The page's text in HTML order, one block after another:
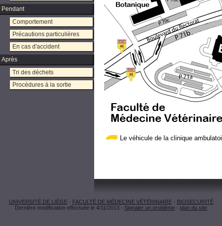
Pendant
Comportement
Précautions particulières
En cas d'accident
Après
Tri des déchets
Procédures à la sortie
Le véhicule de la clinique
UNIVERSITÉ DE LIÈGE- FACULTÉ DE MÉDECINE VÉTÉRINAIRE- BIOSECURITÉ
Dernière modification effectuée le 4/11/2013 - Signaler un problème - plan du site